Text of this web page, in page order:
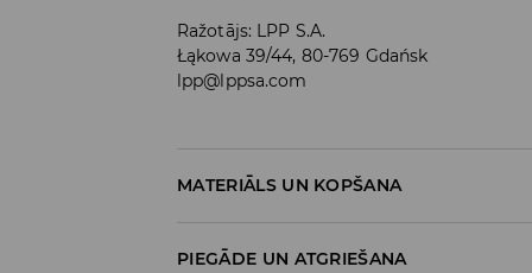
Ražotājs: LPP S.A.
Łąkowa 39/44, 80-769 Gdańsk
lpp@lppsa.com
MATERIĀLS UN KOPŠANA
PIEGĀDE UN ATGRIEŠANA